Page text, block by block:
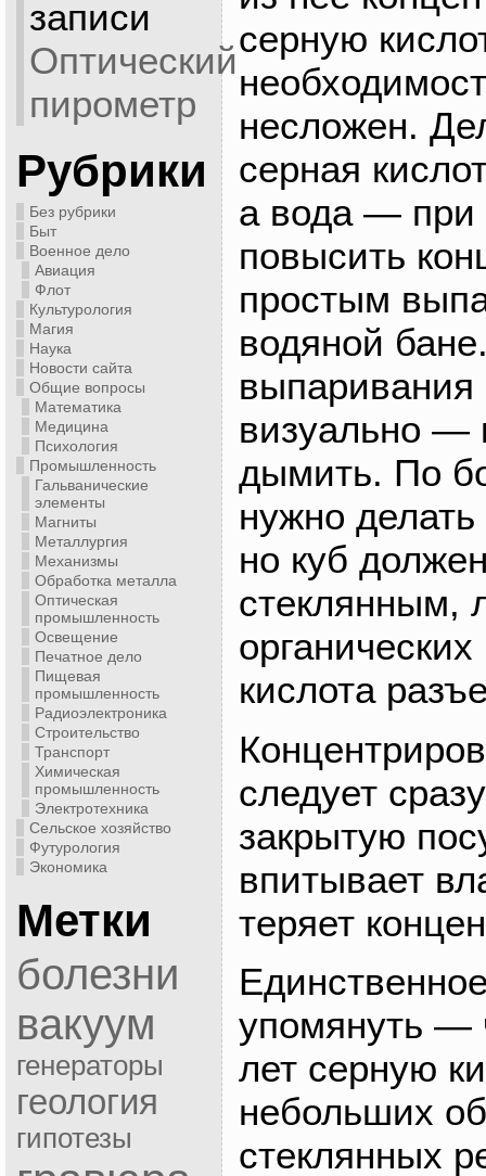
записи
Оптический
пирометр
Рубрики
Без рубрики
Быт
Военное дело
Авиация
Флот
Культурология
Магия
Наука
Новости сайта
Общие вопросы
Математика
Медицина
Психология
Промышленность
Гальванические
элементы
Магниты
Металлургия
Механизмы
Обработка металла
Оптическая
промышленность
Освещение
Печатное дело
Пищевая
промышленность
Радиоэлектроника
Строительство
Транспорт
Химическая
промышленность
Электротехника
Сельское хозяйство
Футурология
Экономика
Метки
болезни
вакуум
генераторы
геология
гипотезы
серную
несложен.
серная
а вода — при
повысить
простым
водяной
выпаривания
визуально —
дымить. По
нужно
но куб
стеклянным,
кислота
следует
закрытую
впитывает
теряет
упомянуть —
лет серную
небольших
стеклянных